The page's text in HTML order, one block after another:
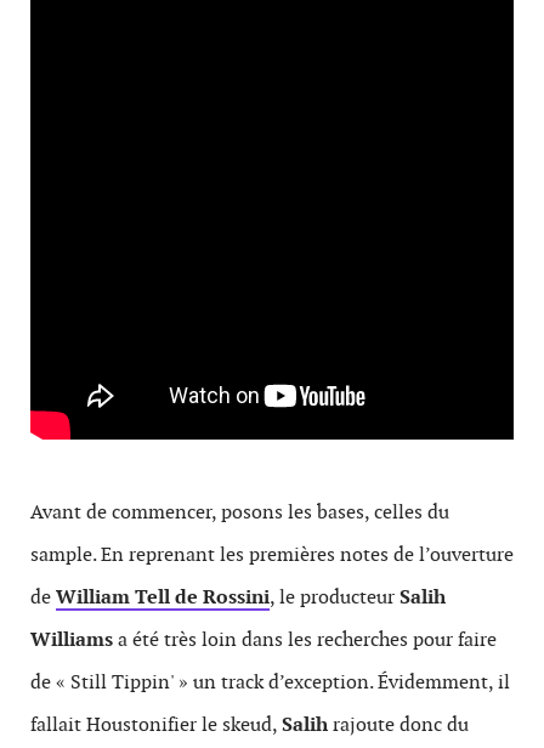
Avant de commencer, posons les bases, celles du
sample. En reprenant les premières notes de l’ouverture
deWilliam Tell de Rossini, le producteurSalih
Williamsa été très loin dans les recherches pour faire
de « Still Tippin' » un track d’exception. Évidemment, il
fallait Houstonifier le skeud,Salihrajoute donc du